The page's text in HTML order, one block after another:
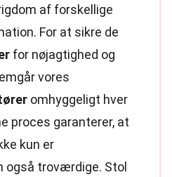
af forskellige
For at sikre de
for nøjagtighed og
vores
omhyggeligt hver
proces garanterer, at
kun er
også troværdige. Stol